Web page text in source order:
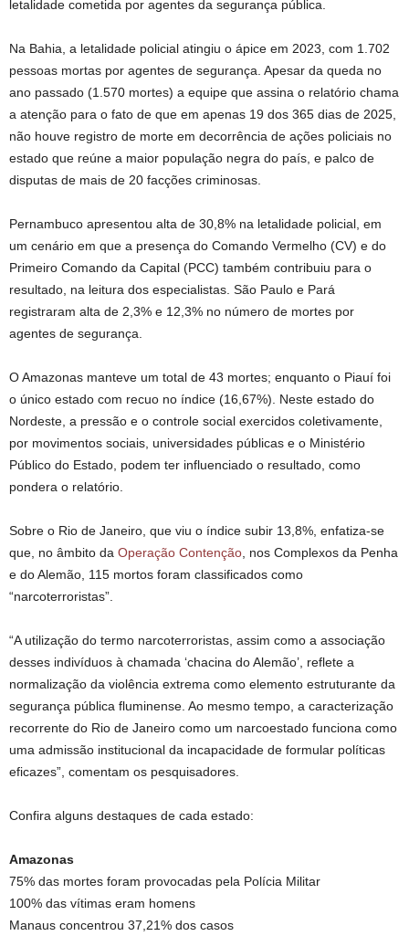
letalidade cometida por agentes da segurança pública.
Na Bahia, a letalidade policial atingiu o ápice em 2023, com 1.702
pessoas mortas por agentes de segurança. Apesar da queda no
ano passado (1.570 mortes) a equipe que assina o relatório chama
a atenção para o fato de que em apenas 19 dos 365 dias de 2025,
não houve registro de morte em decorrência de ações policiais no
estado que reúne a maior população negra do país, e palco de
disputas de mais de 20 facções criminosas.
Pernambuco apresentou alta de 30,8% na letalidade policial, em
um cenário em que a presença do Comando Vermelho (CV) e do
Primeiro Comando da Capital (PCC) também contribuiu para o
resultado, na leitura dos especialistas. São Paulo e Pará
registraram alta de 2,3% e 12,3% no número de mortes por
agentes de segurança.
O Amazonas manteve um total de 43 mortes; enquanto o Piauí foi
o único estado com recuo no índice (16,67%). Neste estado do
Nordeste, a pressão e o controle social exercidos coletivamente,
por movimentos sociais, universidades públicas e o Ministério
Público do Estado, podem ter influenciado o resultado, como
pondera o relatório.
Sobre o Rio de Janeiro, que viu o índice subir 13,8%, enfatiza-se
que, no âmbito da Operação Contenção , nos Complexos da Penha
e do Alemão, 115 mortos foram classificados como
“narcoterroristas”.
“A utilização do termo narcoterroristas, assim como a associação
desses indivíduos à chamada ‘chacina do Alemão’, reflete a
normalização da violência extrema como elemento estruturante da
segurança pública fluminense. Ao mesmo tempo, a caracterização
recorrente do Rio de Janeiro como um narcoestado funciona como
uma admissão institucional da incapacidade de formular políticas
eficazes”, comentam os pesquisadores.
Confira alguns destaques de cada estado:
Amazonas
75% das mortes foram provocadas pela Polícia Militar
100% das vítimas eram homens
Manaus concentrou 37,21% dos casos